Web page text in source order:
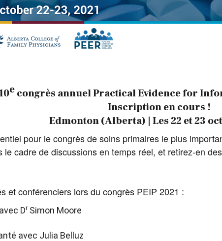
econgrès annuel Practical Evidence for
Inscription en cours !
Edmonton (Alberta) | Les 22 et 23
pour le congrès de soins primaires le plus
cadre de discussions en temps réel, et retirez-en
et conférenciers lors du congrès PEIP 2021 :
DrSimon Moore
avec Julia Belluz